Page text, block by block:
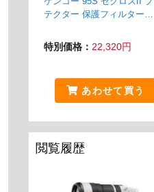
テクター 保護フィルター
特別価格： 22,320円
あわせて買う
閲覧履歴